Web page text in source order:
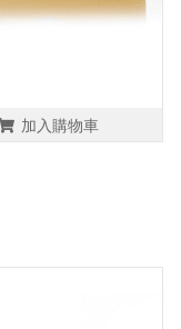
加入購物車